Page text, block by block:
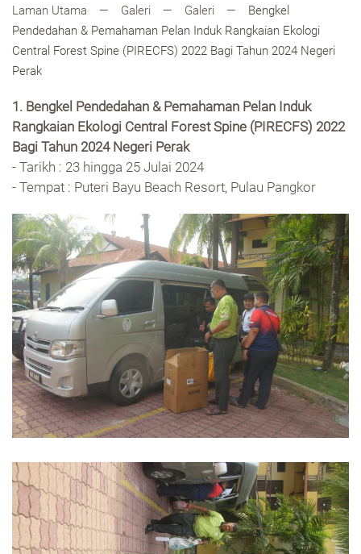
Laman Utama Galeri Galeri
Bengkel
Pendedahan & Pemahaman Pelan Induk Rangkaian Ekologi
Central Forest Spine (PIRECFS) 2022 Bagi Tahun 2024 Negeri
Perak
1. Bengkel Pendedahan & Pemahaman Pelan Induk
Rangkaian Ekologi Central Forest Spine (PIRECFS) 2022
Bagi Tahun 2024 Negeri Perak
- Tarikh : 23 hingga 25 Julai 2024
- Tempat : Puteri Bayu Beach Resort, Pulau Pangkor